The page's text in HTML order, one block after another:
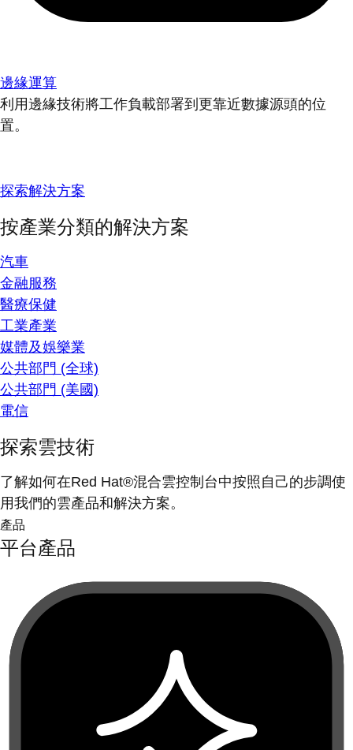
邊緣運算
利用邊緣技術將工作負載部署到更靠近數據源頭的位
置。
探索解決方案
按產業分類的解決方案
汽車
金融服務
醫療保健
工業產業
媒體及娛樂業
公共部門 (全球)
公共部門 (美國)
電信
探索雲技術
了解如何在Red Hat®混合雲控制台中按照自己的步調使
用我們的雲產品和解決方案。
產品
平台產品